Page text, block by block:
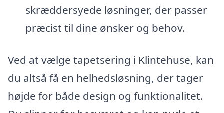
skræddersyede løsninger, der passer
præcist til dine ønsker og behov.
Ved at vælge tapetsering i Klintehuse, kan
du altså få en helhedsløsning, der tager
højde for både design og funktionalitet.